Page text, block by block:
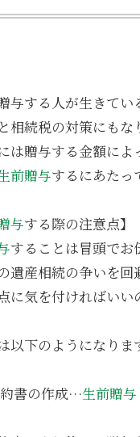
与する人が生きてい
相続税の対策にも
は贈与する金額によ
前贈与するにあたっ
与する際の注意点】
することは冒頭でお
遺産相続の争いを
に気を付ければいい
以下のようになりま
書の作成…生前贈与